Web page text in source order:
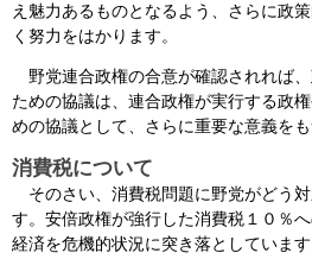
え魅力あるものとなるよう、さらに政
く努力をはかります。
野党連合政権の合意が確認されれば
ための協議は、連合政権が実行する政
めの協議として、さらに重要な意義を
消費税について
そのさい、消費税問題に野党がどう
す。安倍政権が強行した消費税１０％
経済を危機的状況に突き落としています